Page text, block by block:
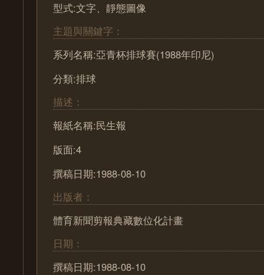
型式:文字、靜態圖像
主題與關鍵字：
系列名稱:亞青杯排球賽(1988年印尼)
分類:排球
描述：
報紙名稱:民生報
版面:4
撰稿日期:1988-08-10
出版者：
體育新聞剪報典藏數位化計畫
日期：
撰稿日期:1988-08-10